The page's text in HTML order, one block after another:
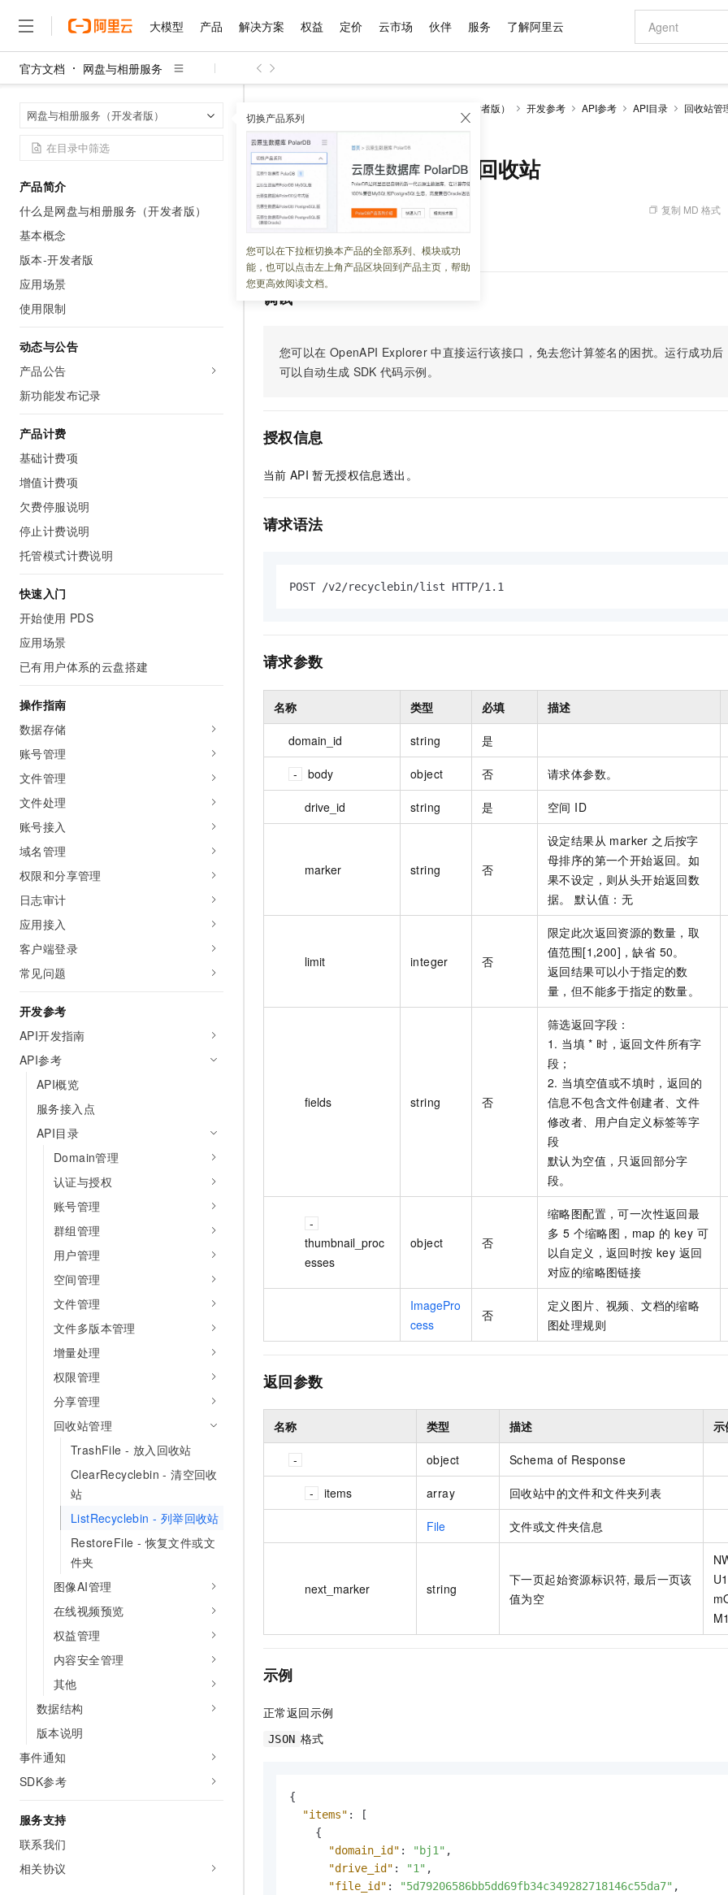
大模型 产品 解决方案 权益 定价 云市场 伙伴 服务 了解阿里云
官方文档 网盘与相册服务
网盘与相册服务（开发者版） 切换产品系列
您可以在下拉框切换本产品的全部系列、模块或功
能，也可以点击左上角产品区块回到产品主页，帮助
您更高效阅读文档。
产品简介
什么是网盘与相册服务（开发者版）
基本概念
版本-开发者版
应用场景
使用限制
动态与公告
产品公告
新功能发布记录
产品计费
基础计费项
增值计费项
欠费停服说明
停止计费说明
托管模式计费说明
快速入门
开始使用 PDS
应用场景
已有用户体系的云盘搭建
操作指南
数据存储
账号管理
文件管理
文件处理
账号接入
域名管理
权限和分享管理
日志审计
应用接入
客户端登录
常见问题
开发参考
API开发指南
API参考
API概览
服务接入点
API目录
Domain管理
认证与授权
账号管理
群组管理
用户管理
空间管理
文件管理
文件多版本管理
增量处理
权限管理
分享管理
回收站管理
TrashFile - 放入回收站
ClearRecyclebin - 清空回收
站
ListRecyclebin - 列举回收站
RestoreFile - 恢复文件或文
件夹
图像AI管理
在线视频预览
权益管理
内容安全管理
其他
数据结构
版本说明
事件通知
SDK参考
服务支持
联系我们
相关协议
网盘与相册服务（开发者版） 开发参考 API参考 API目录
回收站管
ListRecyclebin - 列举回收站
ListRecyclebin - 列举回收站
更新时间：2026-05-26 06:30:23 复制 MD 格式
列举回收站。
调试
您可以在 OpenAPI Explorer 中直接运行该接口，免去您计算签名的困扰。运行成功
可以自动生成 SDK 代码示例。
授权信息
当前 API 暂无授权信息透出。
请求语法
POST /v2/recyclebin/list HTTP/1.1
请求参数
名称 类型 必填 描述
domain_id string 是
body object 否 请求体参数。
drive_id string 是 空间 ID
marker string 否
设定结果从 marker 之后按字
母排序的第一个开始返回。如
果不设定，则从头开始返回数
据。 默认值：无
limit integer 否
限定此次返回资源的数量，取
值范围[1,200]，缺省 50。
返回结果可以小于指定的数
量，但不能多于指定的数量。
fields string 否
筛选返回字段：
1. 当填 * 时，返回文件所有字
段；
2. 当填空值或不填时，返回的
信息不包含文件创建者、文件
修改者、用户自定义标签等字
段
默认为空值，只返回部分字
段。
thumbnail_proc
esses
object 否
缩略图配置，可一次性返回最
多 5 个缩略图，map 的 key 可
以自定义，返回时按 key 返回
对应的缩略图链接
ImagePro
cess
否
定义图片、视频、文档的缩略
图处理规则
返回参数
名称 类型 描述 示
object Schema of Response
items array 回收站中的文件和文件夹列表
File 文件或文件夹信息
next_marker string
下一页起始资源标识符, 最后一页该
值为空
示例
正常返回示例
JSON 格式
{
"items" :
[
{
"domain_id" : "bj1" ,
"drive_id" : "1" ,
"file_id" : "5d79206586bb5dd69fb34c349282718146c55da7" ,
大模型
大模型
大模型
文本生成
Qwen3.8-Max HOT
智能体时代全能旗舰模型
Qwen3.7-Plus
Qwen3-VL-Plus
视觉 Coding、空间感知、多模态思考等全面升级
Kimi 最新旗舰模型，长程编程与推理利器
GLM-5.2
图片和
Wan2.7-
大模型服务
千问AI平台-Token Plan NEW
千问AI平台-模型体验
新一代 AI 视频生成模型，深度适配广告营销等场景
大模型解决方案
快速部署 Dify，高效搭建 AI 应用
依托云原生高可用架构,实现Dify私有化部署
10 分钟在聊天系统中增加一个 AI 助手
在企业官网、通讯软件中为客户提供 AI 客服
10分钟微调：让0.6B模型媲美235B模型
即刻拥有 DeepSeek-R1 满血版
多种方案随心选，轻松解锁专属 DeepSeek
多模态数据
产品
精选产品
人工智能与机器学习
容器
存储
网络与CDN
安全
数据库
大数据计算
媒体服务
企业服务与云通信
终端用户计算
Serverless
迁移与运维管理
专有云
精选产品
大模型服务平台百炼
大模型服务与应用平台
千问大模型
多元化、高性能、安全可靠的大模型服务
无影云电脑
随时随地安全接入的云上超级电脑
云解析DNS
面向分析的企业级SaaS模式云数据仓库
域名与网站
对象存储 OSS
一站式AI开发、训练和推理服务
Qoder CN
提供一站式管理容器应用的 K8s 服务 云原生的云上
解决方案
精选解决方案
AI
大数据
现代化应用
安全
网络
上云与迁云
企业出海
政企业务
精选解决方案
睿译宝，AI翻译排版一步到位
上传文档即自动完成翻译和格式还原
GLM-5.2：长任务时代开源旗舰模型
真正可用的 1M 上下文,一次完成代码全链路开发
Hermes Agent，打造自进化智能体
自主进化，持久记忆，越用越聪明
快速拥有专属 OpenClaw
即刻拥有 DeepSeek-V4-Pro
轻松解锁专属 DeepSeek-V4-Pro
Claude Code + GStack 打造工程团队
权益 普惠上云
普惠上云 官方力荐
云服务器38元/年起，超值低价云产品抢先购
官方推荐返现计划
推荐新用户得奖励，单订单最高返9万
云工开物
高校专属算力普惠，学生认证享300元代金券
免费试用
最高领取价值200元试用点，立即开启云上创新
AI 产品 免费试用
140+云产品 免费试用
产品新客免费试用，最长12个月
大模型ACA认证体验
AI 特惠
智启 AI 普惠权益
阿里云 OPC 创新助力计划
至高百万元 Token 补贴，加速一人公司成长
Qwen3.8-Max 首发尝鲜，限时加量 10 倍，夜间低至2折
千问办公，限时限量积分加倍
送.CN域名，送备案服务码
AI 场景体
AI助力短剧漫
定价 产品定价
了解云产品的定价详情
云上成本管理
管理和优化成本
价格计算器
自助选配和估算价格
价格优势
推动算力普惠，释放技术红利
配置报价
云市场 精选商城
网站建设
多端小程序
Salesforce 国际版订阅
友盟天域
观测云
Tuya 物联网平台阿里云版
蓝凌 OA
开发者生态解决方案
数据与 API
数据集
身份实名认证
短信
OCR 文字识别
发票查验
基础软件
Docker
Ubuntu
伙伴 成为销售伙伴
分销伙伴
咨询伙伴
销售伙伴合作计划
Salesforce On Alibaba Cloud
Consulting Partner 合作计划
AI 大模型销售与服务生态合作计划
成为产品伙伴
产品生态集成认证中心
产品生态伙伴工作台
产品伙伴
数据库合作
服务 售前咨询
在线服务
售后服务
自助服务
工单服务
短信专区
企业增值服务
企业支持计划
企业增值服务台
服务实践
阿里云认证
了解阿里云 为什么选择阿里云
什么是云计算
技术领先
稳定可靠
安全合规
分析师报告
研究报告与白皮书
AI 算法大赛
云开发大赛
最佳实践
云上春晚
云栖战略参考
云上的中国
金融模力时刻
市场活动
活动全景